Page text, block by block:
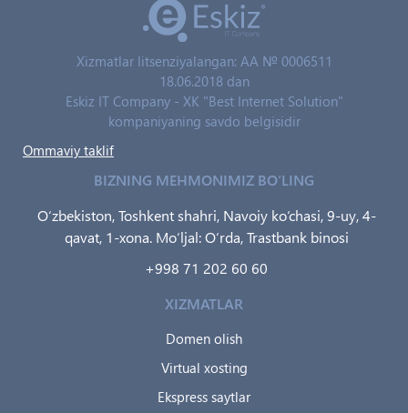
Xizmatlar litsenziyalangan: AA № 0006511
18.06.2018 dan
Eskiz IT Company - XK "Best Internet Solution"
kompaniyaning savdo belgisidir
Ommaviy taklif
BIZNING MEHMONIMIZ BO‘LING
O‘zbekiston, Toshkent shahri, Navoiy ko‘chasi, 9-uy, 4-
qavat, 1-xona. Mo‘ljal: O‘rda, Trastbank binosi
+998 71 202 60 60
XIZMATLAR
Domen olish
Virtual xosting
Ekspress saytlar